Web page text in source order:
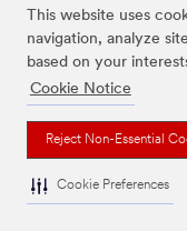
This website uses
navigation, analyze
based on your
Cookie Notice
Reject Non-Essential
Cookie Preferences